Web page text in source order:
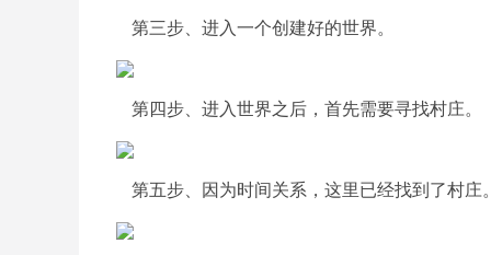
第三步、进入一个创建好的世界。
第四步、进入世界之后，首先需要寻找村庄。
第五步、因为时间关系，这里已经找到了村庄。